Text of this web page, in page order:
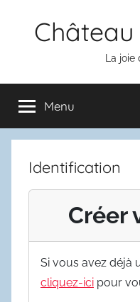
La
Menu
Identification
Créer
Si vous avez déjà
cliquez-ici pour